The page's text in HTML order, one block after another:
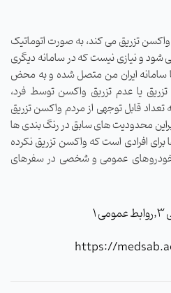
تزریق می کند، به صورت اتوماتیک
و نیازی نیست که در سامانه دیگری
سامانه ایران من متصل شده و به محض
یا عدم تزریق واکسن توسط فرد،
قابل توجهی از مردم واکسن تزریق
محدودیت های سابق در رنگ بندی ها
افرادی است که واکسن تزریق نکرده
خودروهای عمومی و شخصی در سفرهای
1
https://